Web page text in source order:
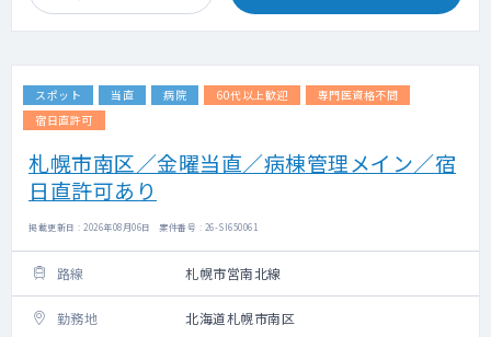
スポット 当直 病院 60代以上歓迎
専門医資格不問
宿日直許可
札幌市南区／金曜当直／病棟管理メイン／宿
日直許可あり
掲載更新日 : 2026年08月06日 案件番号 : 26-SI650061
路線 札幌市営南北線
勤務地 北海道札幌市南区